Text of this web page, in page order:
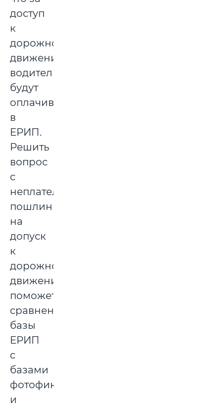
доступ
к
дорожному
движению
водители
будут
оплачивать
в
ЕРИП.
Решить
вопрос
с
неплательщиками
пошлины
на
допуск
к
дорожному
движению
поможет
сравнение
базы
ЕРИП
с
базами
фотофиксации
и